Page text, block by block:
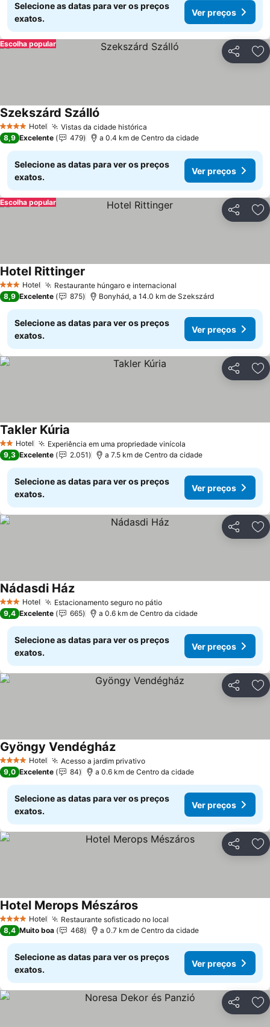
Selecione as datas para ver os preços
exatos.
Ver preços
Partilhar
Escolha popular
4 EstrelasHotel Vistas da cidade histórica
Szekszárd Szálló
8,9 Excelente 479 a 0.4 km de Centro da cidade
Selecione as datas para ver os preços
exatos.
Ver preços
Partilhar
Escolha popular
3 EstrelasHotel Restaurante húngaro e internacional
Hotel Rittinger
8,9 Excelente 875 Bonyhád, a 14.0 km de Szekszárd
Selecione as datas para ver os preços
exatos.
Ver preços
Partilhar
2 Estrelas
Hotel Experiência em uma propriedade vinícola
Takler Kúria
9,3 Excelente 2.051 a 7.5 km de Centro da cidade
Selecione as datas para ver os preços
exatos.
Ver preços
Partilhar
3 EstrelasHotel Estacionamento seguro no pátio
Nádasdi Ház
9,4 Excelente 665 a 0.6 km de Centro da cidade
Selecione as datas para ver os preços
exatos.
Ver preços
Partilhar
4 EstrelasHotel Acesso a jardim privativo
Gyöngy Vendégház
9,0 Excelente 84 a 0.6 km de Centro da cidade
Selecione as datas para ver os preços
exatos.
Ver preços
Partilhar
4 EstrelasHotel Restaurante sofisticado no local
Hotel Merops Mészáros
8,4 Muito boa 468 a 0.7 km de Centro da cidade
Selecione as datas para ver os preços
exatos.
Ver preços
Partilhar